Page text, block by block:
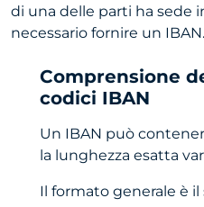
di una delle parti ha sede
necessario fornire un IBAN.
Comprensione
codici IBAN
Un IBAN può
la lunghezza esatta
Il formato generale è